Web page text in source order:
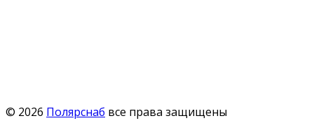
© 2026 Полярснаб все права защищены